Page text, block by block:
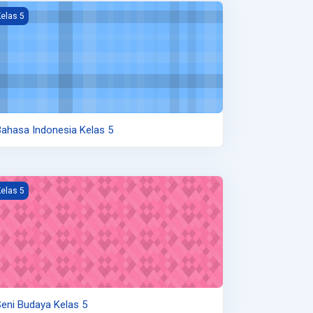
kursus Bahasa Indonesia Kelas 5
5
Indonesia Kelas 5
kursus Seni Budaya Kelas 5
5
Budaya Kelas 5